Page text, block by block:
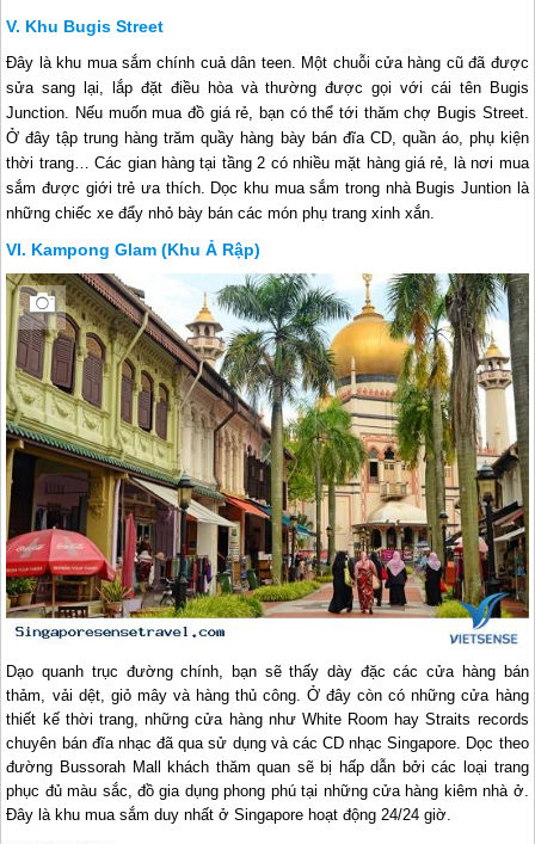
Khu Bugis Street
Đây là khu mua sắm chính cuả dân teen. Một chuỗi cửa hàng cũ đã được
sửa sang lại, lắp đặt điều hòa và thường được gọi với cái tên Bugis
Junction. Nếu muốn mua đồ giá rẻ, bạn có thể tới thăm chợ Bugis Street.
Ở đây tập trung hàng trăm quầy hàng bày bán đĩa CD, quần áo, phụ kiện
thời trang… Các gian hàng tại tầng 2 có nhiều mặt hàng giá rẻ, là nơi mua
sắm được giới trẻ ưa thích. Dọc khu mua sắm trong nhà Bugis Juntion là
những chiếc xe đẩy nhỏ bày bán các món phụ trang xinh xắn.
Kampong Glam (Khu Ả Rập)
Dạo quanh trục đường chính, bạn sẽ thấy dày đặc các cửa hàng bán
thảm, vải dệt, giỏ mây và hàng thủ công. Ở đây còn có những cửa hàng
thiết kế thời trang, những cửa hàng như White Room hay Straits records
chuyên bán đĩa nhạc đã qua sử dụng và các CD nhạcSingapore. Dọc theo
đường Bussorah Mall khách thăm quan sẽ bị hấp dẫn bởi các loại trang
phục đủ màu sắc, đồ gia dụng phong phú tại những cửa hàng kiêm nhà ở.
Đây là khu mua sắm duy nhất ởSingapore hoạt động 24/24 giờ.